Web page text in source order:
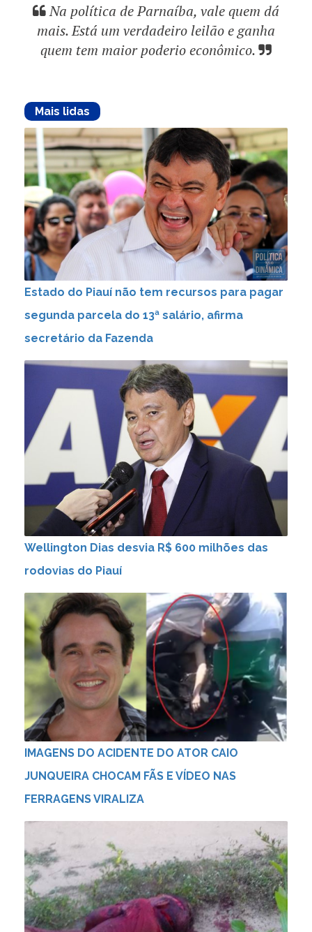
Na política de Parnaíba, vale quem dá
mais. Está um verdadeiro leilão e ganha
quem tem maior poderio econômico.
Mais lidas
Estado do Piauí não tem recursos para pagar
segunda parcela do 13ª salário, afirma
secretário da Fazenda
Wellington Dias desvia R$ 600 milhões das
rodovias do Piauí
IMAGENS DO ACIDENTE DO ATOR CAIO
JUNQUEIRA CHOCAM FÃS E VÍDEO NAS
FERRAGENS VIRALIZA